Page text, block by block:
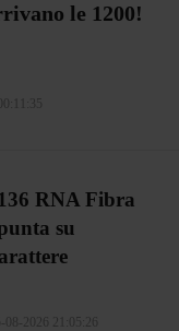
le 1200!
RNA Fibra
su
08-2026 21:05:26